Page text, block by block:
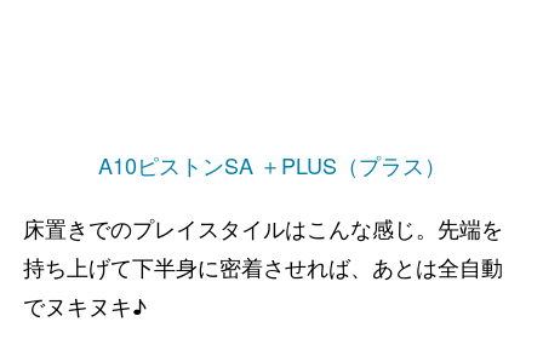
A10ピストンSA ＋PLUS（プラス）
床置きでのプレイスタイルはこんな感じ。先端を
持ち上げて下半身に密着させれば、あとは全自動
でヌキヌキ♪